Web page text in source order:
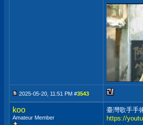
2025-05-20, 11:51 PM #3543
koo
Amateur Member
臺灣歌手手
https://